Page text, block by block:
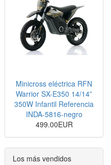
Minicross eléctrica RFN
Warrior SX-E350 14/14”
350W Infantil Referencia
INDA-5816-negro
499.00EUR
Los más vendidos